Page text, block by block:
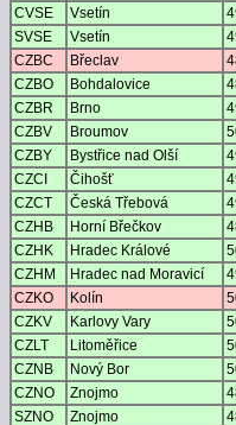
CVSE
Vsetín
SVSE
Vsetín
CZBC
Břeclav
CZBO
Bohdalovice
CZBR
Brno
CZBV
Broumov
CZBY
Bystřice nad Olší
CZCI
Čihošť
CZCT
Česká Třebová
CZHB
Horní Břečkov
CZHK
Hradec Králové
CZHM
Hradec nad Moravicí
CZKO
Kolín
CZKV
Karlovy Vary
CZLT
Litoměřice
CZNB
Nový Bor
CZNO
Znojmo
SZNO
Znojmo